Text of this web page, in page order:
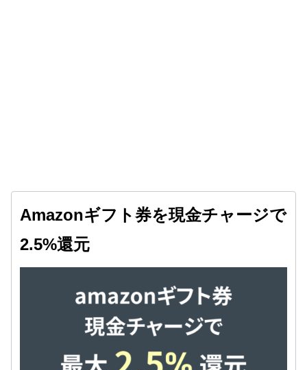
Amazonギフト券を現金チャージで
2.5%還元